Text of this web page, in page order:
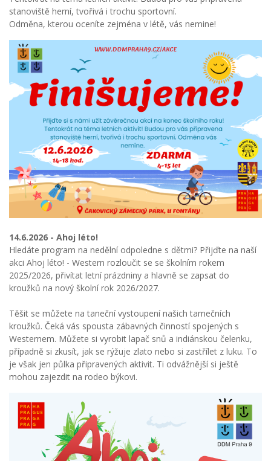
stanoviště herní, tvořivá i trochu sportovní.
Odměna, kterou oceníte zejména v létě, vás nemine!
14.6.2026 - Ahoj léto!
Hledáte program na nedělní odpoledne s dětmi? Přijďte na naší
akci Ahoj léto! - Western rozloučit se se školním rokem
2025/2026, přivítat letní prázdniny a hlavně se zapsat do
kroužků na nový školní rok 2026/2027.
Těšit se můžete na taneční vystoupení našich tamečních
kroužků. Čeká vás spousta zábavných činností spojených s
Westernem. Můžete si vyrobit lapač snů a indiánskou čelenku,
případně si zkusít, jak se rýžuje zlato nebo si zastřílet z luku. To
je však jen půlka připravených aktivit. Ti odvážnější si ještě
mohou zajezdit na rodeo býkovi.